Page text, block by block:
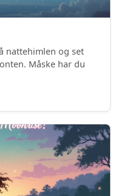
nattehimlen og set
Måske har du